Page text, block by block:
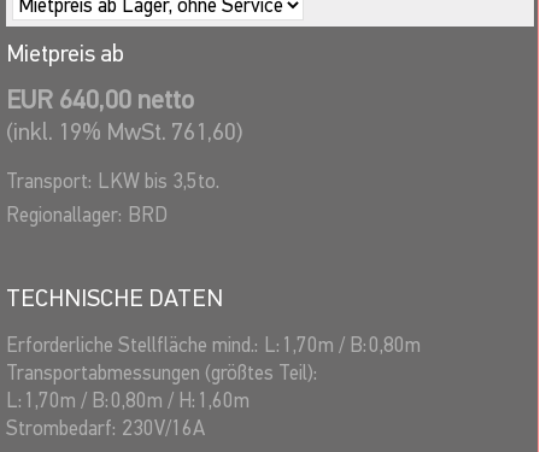
Medienpreis, Deutsche Gesellschaft für Logistik, Hotel Inter
Continental Berlin, u.v.a.
Mietpreis ab
EUR 640,00 netto
(inkl. 19% MwSt. 761,60)
Transport: LKW bis 3,5to.
Regionallager: BRD
TECHNISCHE DATEN
Erforderliche Stellfläche mind.: L: 1,70m / B:0,80m
Transportabmessungen (größtes Teil):
L: 1,70m / B:0,80m / H: 1,60m
Strombedarf: 230V/16A